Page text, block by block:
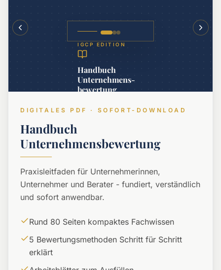
IGCP EDITION
Handbuch
Unternehmens­
bewertung
DIGITALES PDF · SOFORT-DOWNLOAD
Handbuch
Unternehmensbewertung
Praxisleitfaden für Unternehmerinnen,
Unternehmer und Berater - fundiert, verständlich
und sofort anwendbar.
Rund 80 Seiten kompaktes Fachwissen
5 Bewertungsmethoden Schritt für Schritt
erklärt